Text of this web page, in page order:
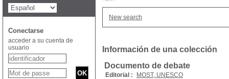
New search
Información de una colección
Documento de debate
Editorial :
MOST, UNESCO
Conectarse
acceder a su cuenta de
usuario